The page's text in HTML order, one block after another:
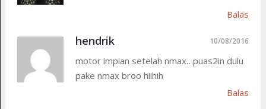
Balas
hendrik 10/08/2016
motor impian setelah nmax…puas2in dulu
pake nmax broo hiihih
Balas